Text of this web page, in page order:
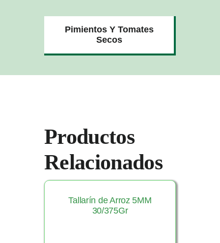
Pimientos Y Tomates
Secos
Productos
Relacionados
Tallarín de Arroz 5MM
30/375Gr